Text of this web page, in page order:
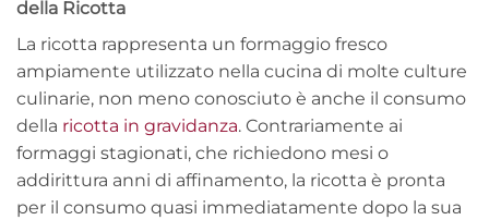
della Ricotta
La ricotta rappresenta un formaggio fresco
ampiamente utilizzato nella cucina di molte culture
culinarie, non meno conosciuto è anche il consumo
della ricotta in gravidanza. Contrariamente ai
formaggi stagionati, che richiedono mesi o
addirittura anni di affinamento, la ricotta è pronta
per il consumo quasi immediatamente dopo la sua